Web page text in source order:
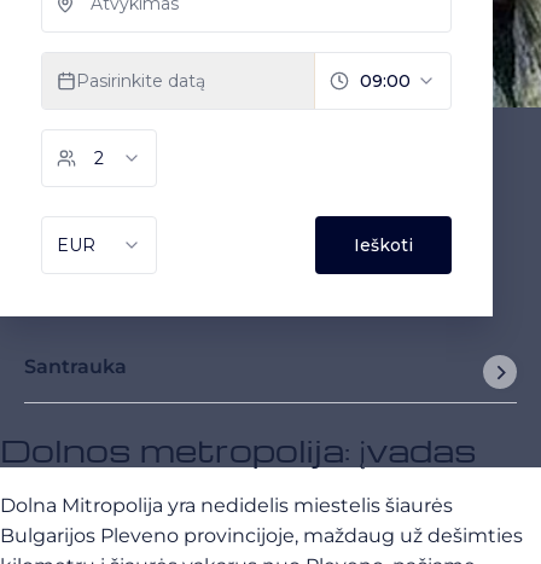
Santrauka
Dolnos metropolija: įvadas
Dolna Mitropolija yra nedidelis miestelis šiaurės
Bulgarijos Pleveno provincijoje, maždaug už dešimties